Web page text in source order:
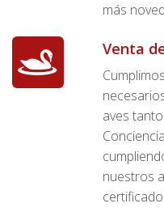
más
Venta
aves
nuestros